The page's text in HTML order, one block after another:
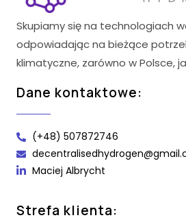
Skupiamy się na technologiach
odpowiadając na bieżące
klimatyczne, zarówno w Polsce,
Dane kontaktowe:
(+48) 507872746
Maciej Albrycht
Strefa klienta: